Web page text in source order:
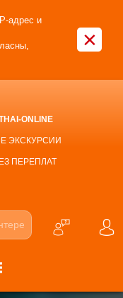
адрес и
×
ONLINE
ЭКСКУРСИИ
ПЕРЕПЛАТ